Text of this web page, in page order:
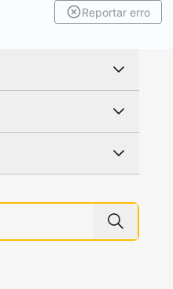
Reportar erro